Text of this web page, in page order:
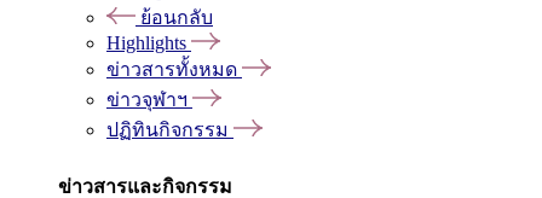
ย้อนกลับ
Highlights
ข่าวสารทั้งหมด
ข่าวจุฬาฯ
ปฏิทินกิจกรรม
ข่าวสารและกิจกรรม